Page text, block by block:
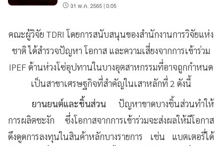
31 พ.ค. 2565 | 0:05
คณะผู้วิจัย TDRI โดยการสนับสนุนของสำนักงานการวิจัยแห่ง
ชาติ ได้สำรวจปัญหา โอกาส และความเสี่ยงจากการเข้าร่วม
IPEF ด้านห่วงโซ่อุปทานในบางอุตสาหกรรมที่อาจถูกกำหนด
เป็นสาขาเศรษฐกิจที่สำคัญในเสาหลักที่ 2 ดังนี้
ยานยนต์และชิ้นส่วน ปัญหาขาดบางชิ้นส่วนทำให้
การผลิตชะงัก ซึ่งโอกาสจากการเข้าร่วมจะส่งผลให้มีโอกาส
ดึงดูดการลงทุนในสินค้าหลักบางรายการ เช่น แบตเตอรี่ได้